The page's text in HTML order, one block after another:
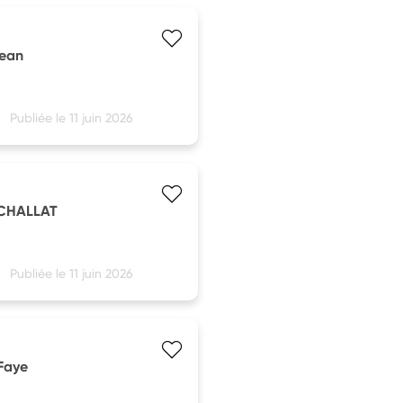
Publiée le 11 juin 2026
Publiée le 11 juin 2026